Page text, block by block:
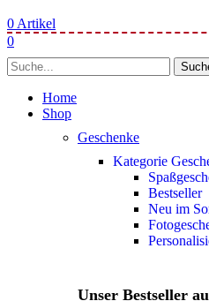
0 Artikel
0
Home
Shop
Geschenke
Kategorie
Bestseller
Neu im
Unser Bestseller